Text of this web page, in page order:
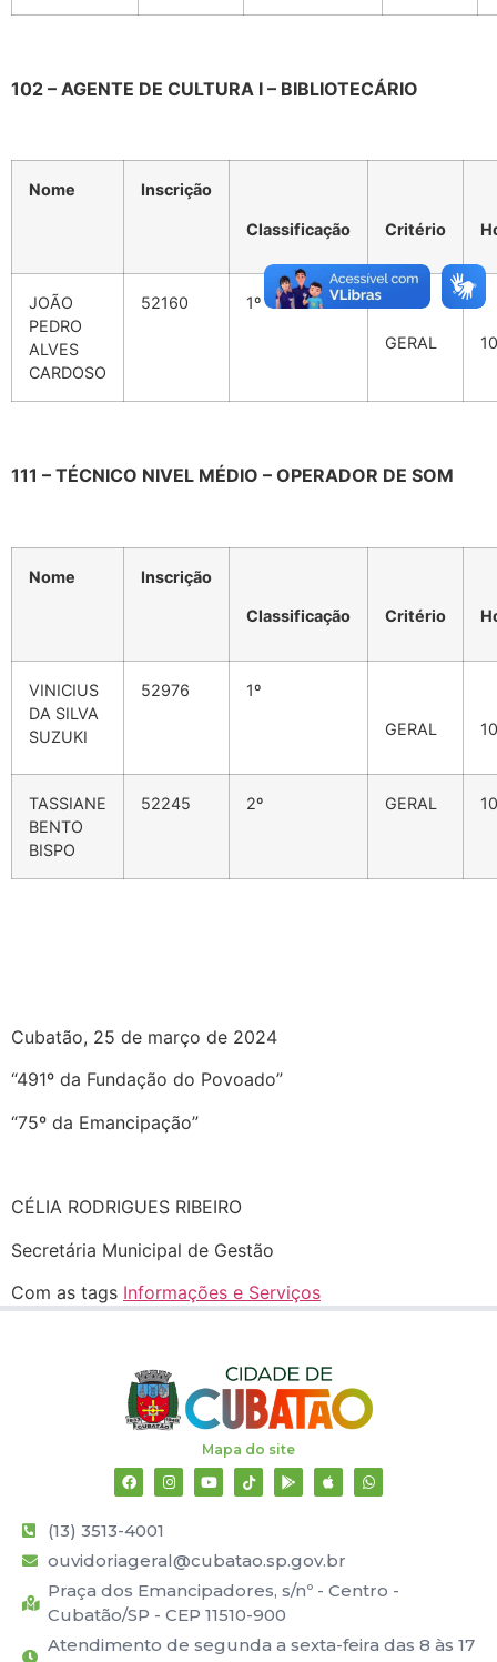
102 – AGENTE DE CULTURA I – BIBLIOTECÁRIO
Nome Inscrição
Classificação Critério
JOÃO
PEDRO
ALVES
CARDOSO
52160 1º
GERAL
111 – TÉCNICO NIVEL MÉDIO – OPERADOR DE SOM
Nome Inscrição
Classificação Critério
VINICIUS
DA SILVA
SUZUKI
52976 1º
GERAL
TASSIANE
BENTO
BISPO
52245 2º GERAL
Cubatão, 25 de março de 2024
“491º da Fundação do Povoado”
“75º da Emancipação”
CÉLIA RODRIGUES RIBEIRO
Secretária Municipal de Gestão
Com as tags Informações e Serviços
Mapa do site
(13) 3513-4001
ouvidoriageral@cubatao.sp.gov.br
Praça dos Emancipadores, s/nº - Centro -
Cubatão/SP - CEP 11510-900
Atendimento de segunda a sexta-feira das 8 às 17